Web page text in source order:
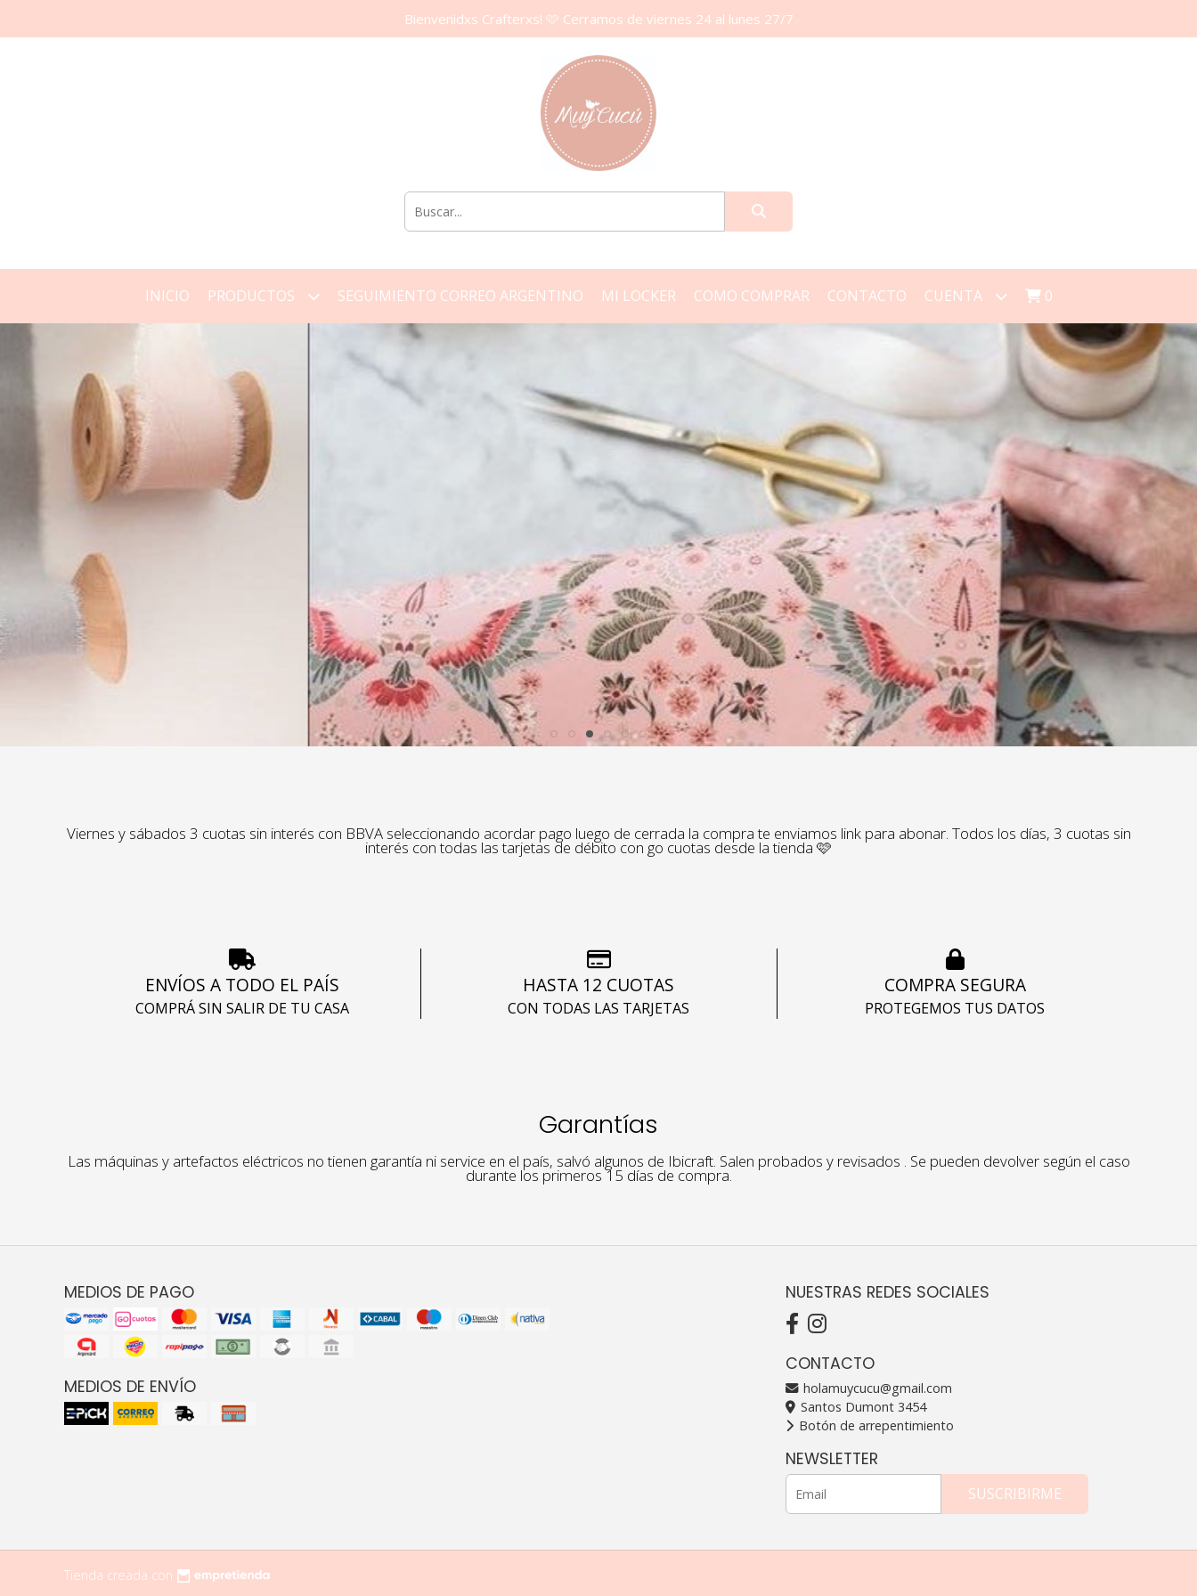
Bienvenidxs Crafterxs! 🩷 Cerramos de viernes 24 al lunes 27/7
INICIO PRODUCTOS SEGUIMIENTO CORREO ARGENTINO MI LOCKER COMO COMPRAR CONTACTO CUENTA 0
Viernes y sábados 3 cuotas sin interés con BBVA seleccionando acordar pago luego de cerrada la compra te enviamos link para abonar. Todos los días, 3 cuotas sin
interés con todas las tarjetas de débito con go cuotas desde la tienda 🩷
ENVÍOS A TODO EL PAÍS
COMPRÁ SIN SALIR DE TU CASA
HASTA 12 CUOTAS
CON TODAS LAS TARJETAS
COMPRA SEGURA
PROTEGEMOS TUS DATOS
Garantías
Las máquinas y artefactos eléctricos no tienen garantía ni service en el país, salvó algunos de Ibicraft. Salen probados y revisados . Se pueden devolver según el caso
durante los primeros 15 días de compra.
MEDIOS DE PAGO
MEDIOS DE ENVÍO
NUESTRAS REDES SOCIALES
CONTACTO
holamuycucu@gmail.com
Santos Dumont 3454
Botón de arrepentimiento
NEWSLETTER
SUSCRIBIRME
Tienda creada con